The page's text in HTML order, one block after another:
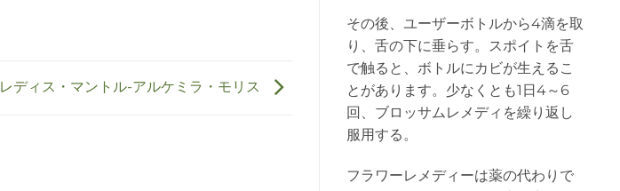
レディス・マントル-アルケミラ・モリス
その後、ユーザーボトルから4滴を取
り、舌の下に垂らす。スポイトを舌
で触ると、ボトルにカビが生えるこ
とがあります。少なくとも1日4～6
回、ブロッサムレメディを繰り返し
服用する。
フラワーレメディーは薬の代わりで